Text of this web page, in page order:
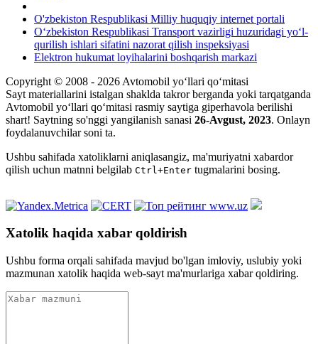
O'zbekiston Respublikasi Milliy huquqiy internet portali
O‘zbekiston Respublikasi Transport vazirligi huzuridagi yo‘l-
qurilish ishlari sifatini nazorat qilish inspeksiyasi
Elektron hukumat loyihalarini boshqarish markazi
Copyright © 2008 - 2026 Avtomobil yo‘llari qo‘mitasi
Sayt materiallarini istalgan shaklda takror berganda yoki tarqatganda
Avtomobil yo‘llari qo‘mitasi rasmiy saytiga giperhavola berilishi
shart! Saytning so'nggi yangilanish sanasi 26-Avgust, 2023. Onlayn
foydalanuvchilar soni ta.
Ushbu sahifada xatoliklarni aniqlasangiz, ma'muriyatni xabardor
qilish uchun matnni belgilab Ctrl+Enter tugmalarini bosing.
Xatolik haqida xabar qoldirish
Ushbu forma orqali sahifada mavjud bo'lgan imloviy, uslubiy yoki
mazmunan xatolik haqida web-sayt ma'murlariga xabar qoldiring.